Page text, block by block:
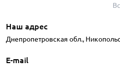
Наш адрес
Днепропетровская обл.,
E-mail